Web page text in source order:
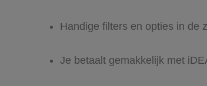
Handige filters en opties in de
Je betaalt gemakkelijk met